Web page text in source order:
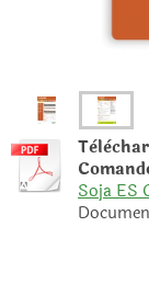
Soja ES